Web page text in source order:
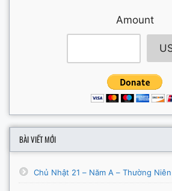
Amount
BÀI VIẾT MỚI
Chủ Nhật 21 – Năm A – Thường Niên